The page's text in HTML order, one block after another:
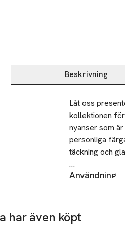
Beskrivning
Beskrivning
Låt oss
kollektionen
nyanser som
personliga
täckning och
How to paint it
Steg 2:
Användning
3. Applicera 2
har även köpt